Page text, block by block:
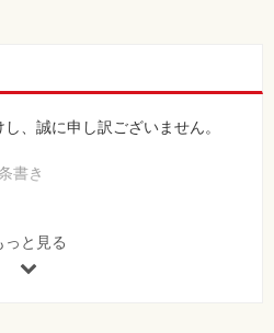
畳み込みニューラルネットワー
クの構成要素
クの構築
―リカレントニューラルネット
、誠に申し訳ございません。
書き
語（1.2～1.6節）
まく設計するための構成要素
っと見る